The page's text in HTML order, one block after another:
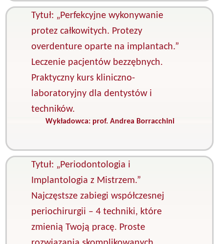
Tytuł: „Perfekcyjne wykonywanie
protez całkowitych. Protezy
overdenture oparte na implantach.”
Leczenie pacjentów bezzębnych.
Praktyczny kurs kliniczno-
laboratoryjny dla dentystów i
techników.
Wykładowca: prof. Andrea Borracchini
Tytuł: „Periodontologia i
Implantologia z Mistrzem.”
Najczęstsze zabiegi współczesnej
periochirurgii – 4 techniki, które
zmienią Twoją pracę. Proste